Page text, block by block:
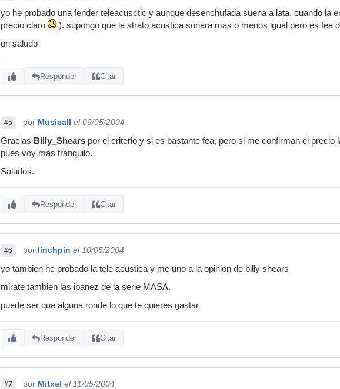
yo he probado una fender teleacusctic y aunque desenchufada suena a lata, cuando la
precio claro
). supongo que la strato acustica sonara mas o menos igual pero es fea
un saludo
Responder Citar
#5 por Musicall el 09/05/2004
Gracias Billy_Shears por el criterio y si es bastante fea, pero si me confirman el precio
pues voy más tranquilo.
Saludos.
Responder Citar
#6 por linchpin el 10/05/2004
yo tambien he probado la tele acustica y me uno a la opinion de billy shears
mirate tambien las ibanez de la serie MASA.
puede ser que alguna ronde lo que te quieres gastar
Responder Citar
#7 por Mitxel el 11/05/2004